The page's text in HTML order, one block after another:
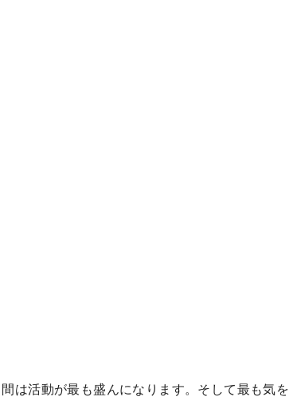
は活動が最も盛んになります。そして最も気を